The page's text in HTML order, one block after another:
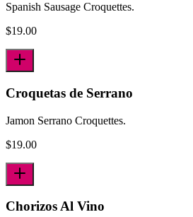
Spanish Sausage Croquettes.
$19.00
Croquetas de Serrano
Jamon Serrano Croquettes.
$19.00
Chorizos Al Vino